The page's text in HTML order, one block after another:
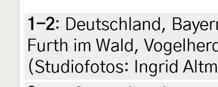
1-2: Deutschland,
Furth im Wald,
(Studiofotos: Ingrid